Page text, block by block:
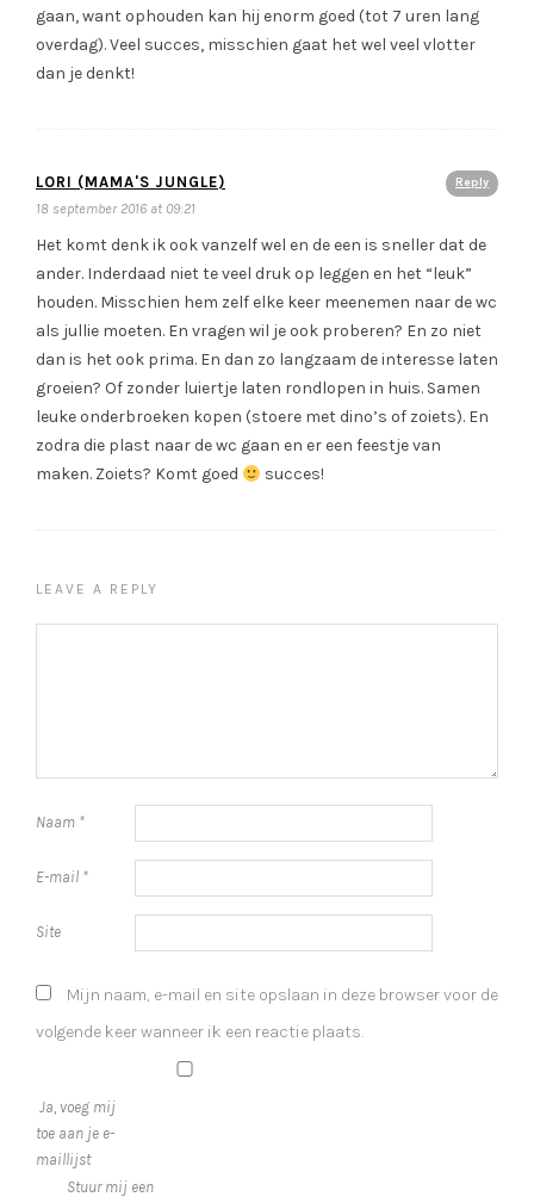
gaan, want ophouden kan hij enorm goed (tot 7 uren lang
overdag). Veel succes, misschien gaat het wel veel vlotter
dan je denkt!
Reply
LORI (MAMA'S JUNGLE)
18 september 2016 at 09:21
Het komt denk ik ook vanzelf wel en de een is sneller dat de
ander. Inderdaad niet te veel druk op leggen en het “leuk”
houden. Misschien hem zelf elke keer meenemen naar de wc
als jullie moeten. En vragen wil je ook proberen? En zo niet
dan is het ook prima. En dan zo langzaam de interesse laten
groeien? Of zonder luiertje laten rondlopen in huis. Samen
leuke onderbroeken kopen (stoere met dino’s of zoiets). En
zodra die plast naar de wc gaan en er een feestje van
maken. Zoiets? Komt goed
succes!
LEAVE A REPLY
Naam *
E-mail *
Site
Mijn naam, e-mail en site opslaan in deze browser voor de
volgende keer wanneer ik een reactie plaats.
Ja, voeg mij
toe aan je e-
maillijst
Stuur mij een